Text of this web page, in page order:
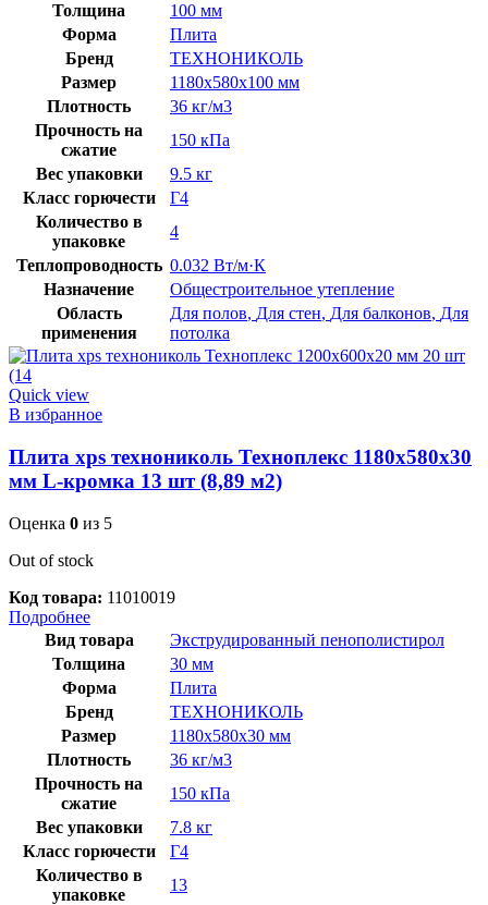
Толщина
100 мм
Форма
Плита
Бренд
ТЕХНОНИКОЛЬ
Размер
1180x580x100 мм
Плотность
36 кг/м3
Прочность на
сжатие
150 кПа
Вес упаковки
9.5 кг
Класс горючести
Г4
Количество в
упаковке
4
Теплопроводность 0.032 Вт/м·К
Назначение
Общестроительное утепление
Область
применения
Для полов, Для стен, Для балконов, Для
потолка
Quick view
В избранное
Плита xps технониколь Техноплекс 1180х580х30
мм L-кромка 13 шт (8,89 м2)
Оценка 0 из 5
Out of stock
Код товара: 11010019
Подробнее
Вид товара
Экструдированный пенополистирол
Толщина
30 мм
Форма
Плита
Бренд
ТЕХНОНИКОЛЬ
Размер
1180x580x30 мм
Плотность
36 кг/м3
Прочность на
сжатие
150 кПа
Вес упаковки
7.8 кг
Класс горючести
Г4
Количество в
упаковке
13